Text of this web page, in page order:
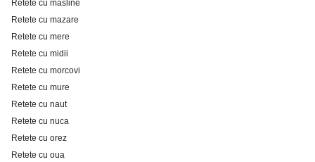
Retete cu masline
Retete cu mazare
Retete cu mere
Retete cu midii
Retete cu morcovi
Retete cu mure
Retete cu naut
Retete cu nuca
Retete cu orez
Retete cu oua